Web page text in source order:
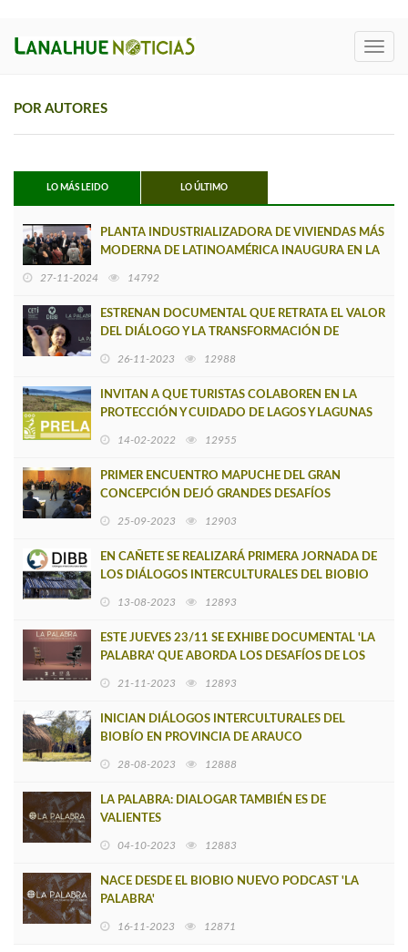
POR AUTORES
LO MÁS LEIDO LO ÚLTIMO
PLANTA INDUSTRIALIZADORA DE VIVIENDAS MÁS
MODERNA DE LATINOAMÉRICA INAUGURA EN LA
27-11-2024 14792
ESTRENAN DOCUMENTAL QUE RETRATA EL VALOR
DEL DIÁLOGO Y LA TRANSFORMACIÓN DE
26-11-2023 12988
INVITAN A QUE TURISTAS COLABOREN EN LA
PROTECCIÓN Y CUIDADO DE LAGOS Y LAGUNAS
14-02-2022 12955
PRIMER ENCUENTRO MAPUCHE DEL GRAN
CONCEPCIÓN DEJÓ GRANDES DESAFÍOS
25-09-2023 12903
EN CAÑETE SE REALIZARÁ PRIMERA JORNADA DE
LOS DIÁLOGOS INTERCULTURALES DEL BIOBIO
13-08-2023 12893
ESTE JUEVES 23/11 SE EXHIBE DOCUMENTAL 'LA
PALABRA' QUE ABORDA LOS DESAFÍOS DE LOS
21-11-2023 12893
INICIAN DIÁLOGOS INTERCULTURALES DEL
BIOBÍO EN PROVINCIA DE ARAUCO
28-08-2023 12888
LA PALABRA: DIALOGAR TAMBIÉN ES DE
VALIENTES
04-10-2023 12883
NACE DESDE EL BIOBIO NUEVO PODCAST 'LA
PALABRA'
16-11-2023 12871